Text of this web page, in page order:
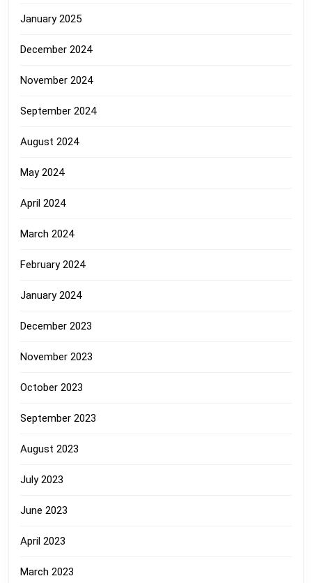
January 2025
December 2024
November 2024
September 2024
August 2024
May 2024
April 2024
March 2024
February 2024
January 2024
December 2023
November 2023
October 2023
September 2023
August 2023
July 2023
June 2023
April 2023
March 2023